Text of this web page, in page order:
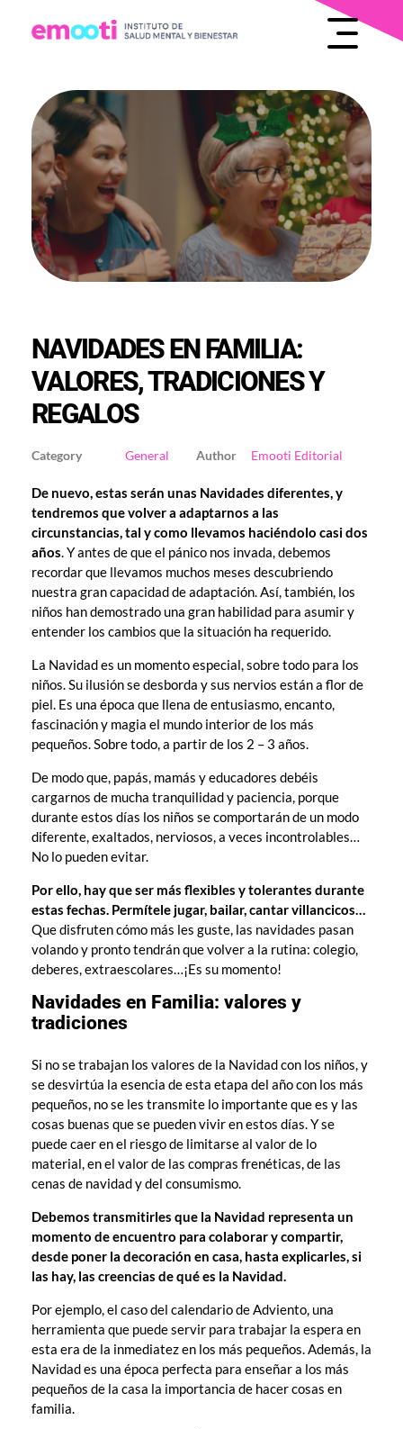
NAVIDADES EN FAMILIA:
VALORES, TRADICIONES Y
REGALOS
Emooti Editorial
General
De nuevo, estas serán unas Navidades diferentes, y
tendremos que volver a adaptarnos a las
circunstancias, tal y como llevamos haciéndolo casi dos
años. Y antes de que el pánico nos invada, debemos
recordar que llevamos muchos meses descubriendo
nuestra gran capacidad de adaptación. Así, también, los
niños han demostrado una gran habilidad para asumir y
entender los cambios que la situación ha requerido.
La Navidad es un momento especial, sobre todo para los
niños. Su ilusión se desborda y sus nervios están a flor de
piel. Es una época que llena de entusiasmo, encanto,
fascinación y magia el mundo interior de los más
pequeños. Sobre todo, a partir de los 2 – 3 años.
De modo que, papás, mamás y educadores debéis
cargarnos de mucha tranquilidad y paciencia, porque
durante estos días los niños se comportarán de un modo
diferente, exaltados, nerviosos, a veces incontrolables…
No lo pueden evitar.
Por ello, hay que ser más flexibles y tolerantes durante
estas fechas. Permítele jugar, bailar, cantar villancicos…
Que disfruten cómo más les guste, las navidades pasan
volando y pronto tendrán que volver a la rutina: colegio,
deberes, extraescolares…¡Es su momento!
Navidades en Familia: valores y
tradiciones
Si no se trabajan los valores de la Navidad con los niños, y
se desvirtúa la esencia de esta etapa del año con los más
pequeños, no se les transmite lo importante que es y las
cosas buenas que se pueden vivir en estos días. Y se
puede caer en el riesgo de limitarse al valor de lo
material, en el valor de las compras frenéticas, de las
cenas de navidad y del consumismo.
Debemos transmitirles que la Navidad representa un
momento de encuentro para colaborar y compartir,
desde poner la decoración en casa, hasta explicarles, si
las hay, las creencias de qué es la Navidad.
Por ejemplo, el caso del calendario de Adviento, una
herramienta que puede servir para trabajar la espera en
esta era de la inmediatez en los más pequeños. Además, la
Navidad es una época perfecta para enseñar a los más
pequeños de la casa la importancia de hacer cosas en
familia.